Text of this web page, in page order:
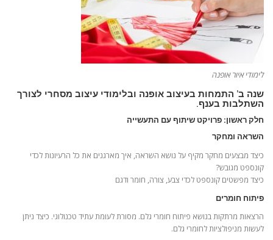
לימודי איור אופנה
שנה ב’ התמחות בעיצוב אופנה ובלימודי עיצוב מסחרי לצורך
השתלבות בענף.
חלק ראשון: פרויקט שיתוף עם התעשייה
השראה ומחקר
כיצד מבצעים מחקר מקיף על נושא השראה, איך מארגנים את כל הרעיונות לכדי
קונספט מגובש?
כיצד מפשטים קונספט לכדי צבע, צורה, חומר ודגם
פיתוח חומרים
הרצאות מרתקות בנושא פיתוח חומרי גלם. מסורת לעומת עתיד טכנולוגי. כיצד ניתן
לעשות מניפולציות לחומרי גלם.